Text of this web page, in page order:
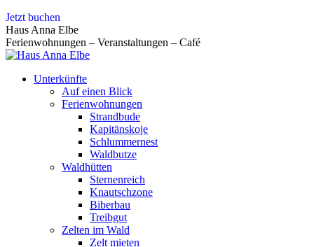
Zum
Inhalt
springen
Jetzt buchen
Haus Anna Elbe
Ferienwohnungen – Veranstaltungen – Café
Unterkünfte
Auf einen Blick
Ferienwohnungen
Strandbude
Kapitänskoje
Schlummernest
Waldbutze
Waldhütten
Sternenreich
Knautschzone
Biberbau
Treibgut
Zelten im Wald
Zelt mieten